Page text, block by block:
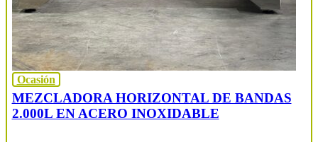
Ocasión
MEZCLADORA HORIZONTAL DE BANDAS
2.000L EN ACERO INOXIDABLE